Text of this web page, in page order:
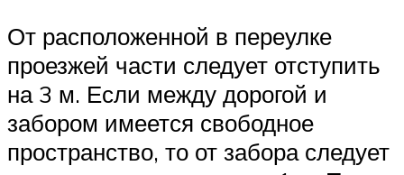
От расположенной в переулке
проезжей части следует отступить
на 3 м. Если между дорогой и
забором имеется свободное
пространство, то от забора следует